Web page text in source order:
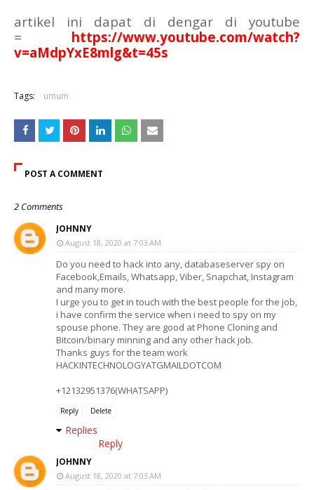
artikel ini dapat di dengar di youtube
= https://www.youtube.com/watch?
v=aMdpYxE8mlg&t=45s
Tags: umum
POST A COMMENT
2 Comments
JOHNNY
August 18, 2020 at 7:03 AM
Do you need to hack into any, databaseserver spy on
Facebook,Emails, Whatsapp, Viber, Snapchat, Instagram
and many more.
I urge you to get in touch with the best people for the job,
i have confirm the service when i need to spy on my
spouse phone. They are good at Phone Cloning and
Bitcoin/binary minning and any other hack job.
Thanks guys for the team work
HACKINTECHNOLOGYATGMAILDOTCOM
+12132951376(WHATSAPP)
Reply Delete
Replies
Reply
JOHNNY
August 18, 2020 at 7:03 AM